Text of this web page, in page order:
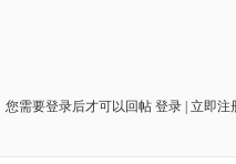
您需要登录后才可以回帖 登录| 立即注